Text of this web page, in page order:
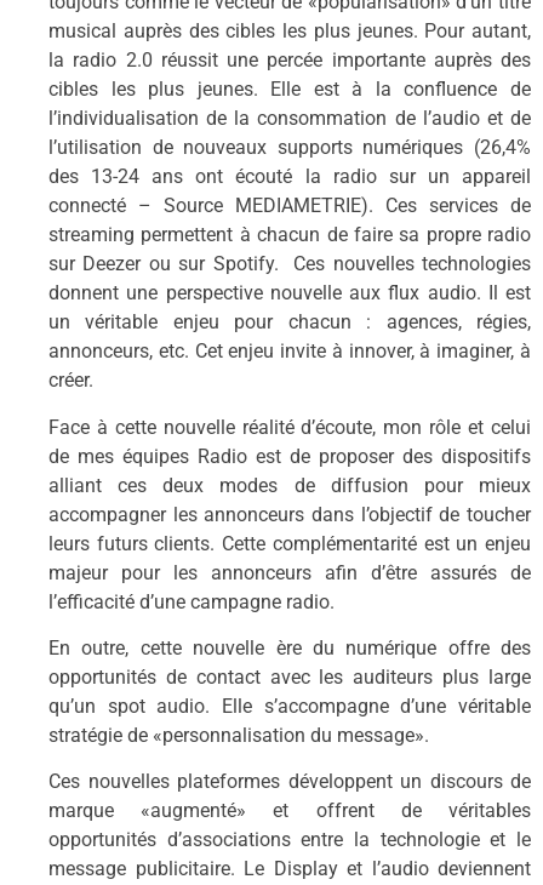
musical auprès des cibles les plus jeunes. Pour autant,
la radio 2.0 réussit une percée importante auprès des
cibles les plus jeunes. Elle est à la confluence de
l’individualisation de la consommation de l’audio et de
l’utilisation de nouveaux supports numériques (26,4%
des 13-24 ans ont écouté la radio sur un appareil
connecté – Source MEDIAMETRIE). Ces services de
streaming permettent à chacun de faire sa propre radio
sur Deezer ou sur Spotify. Ces nouvelles technologies
donnent une perspective nouvelle aux flux audio. Il est
un véritable enjeu pour chacun : agences, régies,
annonceurs, etc. Cet enjeu invite à innover, à imaginer, à
créer.
Face à cette nouvelle réalité d’écoute, mon rôle et celui
de mes équipes Radio est de proposer des dispositifs
alliant ces deux modes de diffusion pour mieux
accompagner les annonceurs dans l’objectif de toucher
leurs futurs clients. Cette complémentarité est un enjeu
majeur pour les annonceurs afin d’être assurés de
l’efficacité d’une campagne radio.
En outre, cette nouvelle ère du numérique offre des
opportunités de contact avec les auditeurs plus large
qu’un spot audio. Elle s’accompagne d’une véritable
stratégie de «personnalisation du message».
Ces nouvelles plateformes développent un discours de
marque «augmenté» et offrent de véritables
opportunités d’associations entre la technologie et le
message publicitaire. Le Display et l’audio deviennent